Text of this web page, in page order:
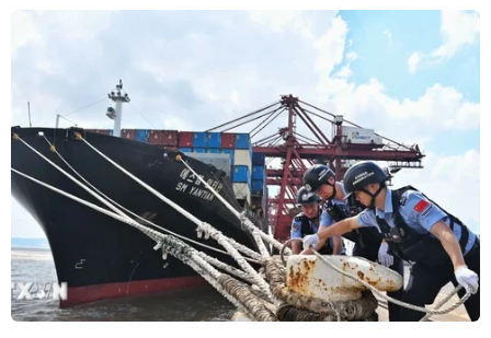
Quyết liệt chống biến đổi khí hậu có thể
cứu sống hàng triệu người
06/12/2018 00:51
Theo WHO, riêng việc giảm ô nhiễm không khí có thể
cứu sống khoảng một triệu người và lợi ích kinh tế đạt
được từ việc cải thiện sức khỏe con người sẽ lớn gấp
đôi mức chi phí chống ô nhiễm.